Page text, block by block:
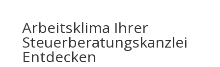
Arbeitsklima Ihrer
Steuerberatungskanzlei
Entdecken